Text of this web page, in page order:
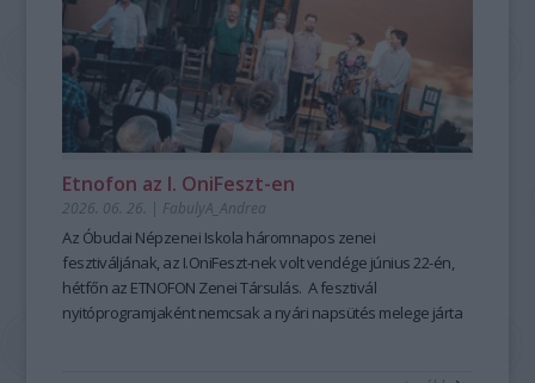
korunkban is hangsúlyozottan értékesek. Ehhez nyújt
nagyszerű lehetőséget az idén 25 éves Hagyományok Háza
ősszel induló képzése, mely pedagógusok és
közművelődési szakemberek számára kínál elmélyült
szakmai és gyakorlati tudást a szövegfolklór tanulásáról és
tanításának módszertanáról.
Évi
a
Hagyományok
Házában
-
Etnofon az I. OniFeszt-en
2026. 06. 26. | FabulyA_Andrea
Az Óbudai Népzenei Iskola háromnapos zenei
fesztiváljának, az I.OniFeszt-nek volt vendége június 22-én,
hétfőn az ETNOFON Zenei Társulás. A fesztivál
nyitóprogramjaként nemcsak a nyári napsütés melege járta